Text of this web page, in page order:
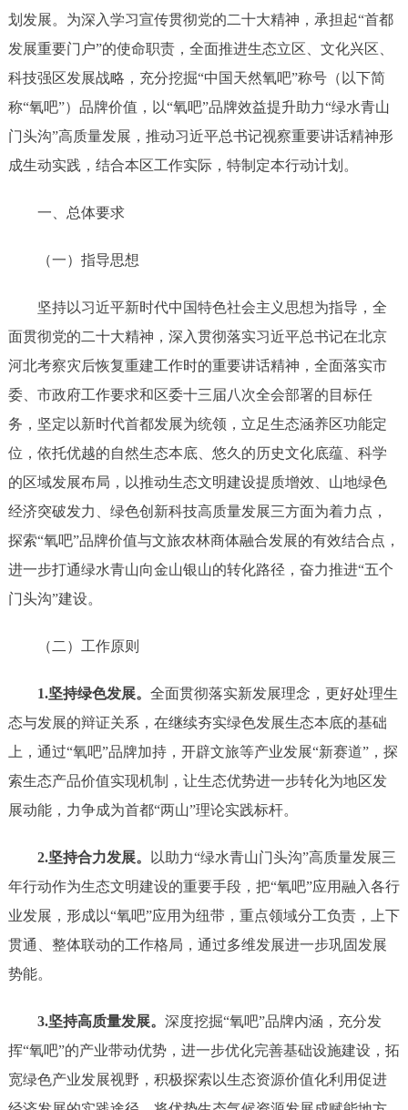
划发展。为深入学习宣传贯彻党的二十大精神，承担起“首都
发展重要门户”的使命职责，全面推进生态立区、文化兴区、
科技强区发展战略，充分挖掘“中国天然氧吧”称号（以下简
称“氧吧”）品牌价值，以“氧吧”品牌效益提升助力“绿水青山
门头沟”高质量发展，推动习近平总书记视察重要讲话精神形
成生动实践，结合本区工作实际，特制定本行动计划。
一、总体要求
（一）指导思想
坚持以习近平新时代中国特色社会主义思想为指导，全
面贯彻党的二十大精神，深入贯彻落实习近平总书记在北京
河北考察灾后恢复重建工作时的重要讲话精神 ，全面落实市
委、市政府工作要求和区委十三届八次全会部署的目标任
务，坚定以新时代首都发展为统领，立足生态涵养区功能定
位， 依托优越的自然生态本底、悠久的历史文化底蕴、科学
的区域发展布局，以推动生态文明建设提质增效、山地绿色
经济突破发力、绿色创新科技高质量发展三方面为着力点，
探索“氧吧”品牌价值与文旅农林商体融合发展的有效结合点，
进一步打通绿水青山向金山银山的转化路径，奋力推进“五个
门头沟”建设。
（二）工作原则
1.坚持绿色发展。 全面贯彻落实新发展理念 ， 更好处理生
态与发展的辩证关系，在继续夯实绿色发展生态本底的基础
上 ， 通过“氧吧”品牌加持，开辟文旅等产业发展“新赛道”， 探
索生态产品价值实现机制
，让生态优势进一步转化为地区发
展动能， 力争成为首都“两山”理论实践标杆。
2.坚持合力发展。 以助力“绿水青山门头沟”高质量发展三
年行动作为生态文明建设的重要手段，把“氧吧”应用融入各行
业发展，形成以“氧吧”应用为纽带，重点领域分工负责，上下
贯通、整体联动的工作格局，通过多维发展进一步巩固发展
势能。
3.坚持高质量发展。 深度挖掘“氧吧”品牌内涵，充分发
挥“氧吧”的产业带动优势， 进一步优化完善基础设施建设，拓
宽绿色产业发展视野， 积极探索以生态资源价值化利用促进